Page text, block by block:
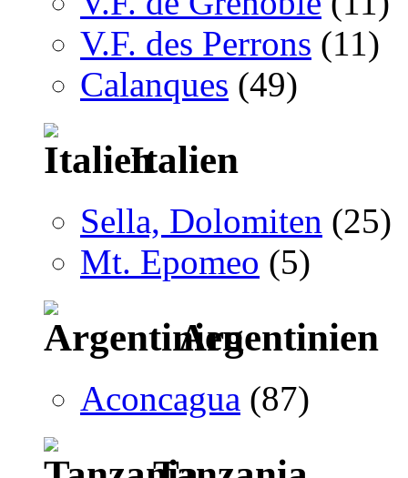
V.F. des Perrons (11)
Calanques (49)
Italien
Sella, Dolomiten (25)
Mt. Epomeo (5)
Argentinien
Aconcagua (87)